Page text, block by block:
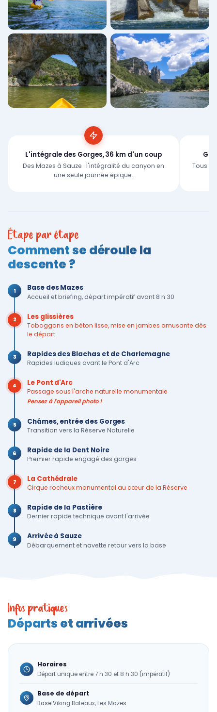
L'intégrale des Gorges, 36 km d'un coup
Des Mazes à Sauze : l'intégralité du canyon en
une seule journée épique.
Tous
Étape par étape
Comment se déroule la
descente ?
1 Base des Mazes
Accueil et briefing, départ impératif avant 8 h 30
2 Les glissières
Toboggans en béton lisse, mise en jambes amusante dès
le départ
3 Rapides des Blachas et de Charlemagne
Rapides ludiques avant le Pont d'Arc
4 Le Pont d'Arc
Passage sous l'arche naturelle monumentale
Pensez à l'appareil photo !
5 Châmes, entrée des Gorges
Transition vers la Réserve Naturelle
6 Rapide de la Dent Noire
Premier rapide engagé des gorges
7 La Cathédrale
Cirque rocheux monumental au cœur de la Réserve
8 Rapide de la Pastière
Dernier rapide technique avant l'arrivée
9 Arrivée à Sauze
Débarquement et navette retour vers la base
Infos pratiques
Départs et arrivées
Horaires
Départ unique entre 7 h 30 et 8 h 30 (impératif)
Base de départ
Base Viking Bateaux, Les Mazes